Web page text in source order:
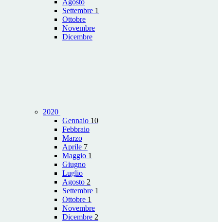
Agosto
Settembre 1
Ottobre
Novembre
Dicembre
2020
Gennaio 10
Febbraio
Marzo
Aprile 7
Maggio 1
Giugno
Luglio
Agosto 2
Settembre 1
Ottobre 1
Novembre
Dicembre 2